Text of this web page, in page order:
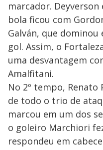
marcador.
bola ficou com
Galván, que
gol. Assim, o
uma desvantagem
Amalfitani.
No 2º tempo,
de todo o trio de
marcou em um dos
o goleiro Marchiori
respondeu em